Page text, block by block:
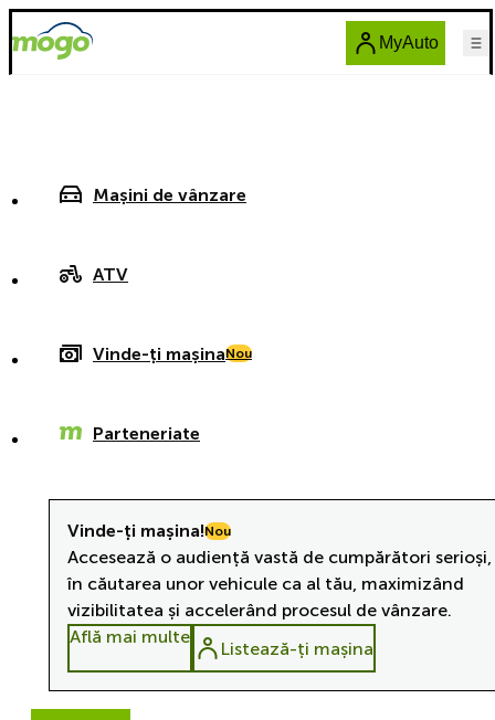
MyAuto
Mașini de vânzare
ATV
Vinde-ți mașinaNou
Parteneriate
Vinde-ți mașina!Nou
Accesează o audiență vastă de cumpărători
în căutarea unor vehicule ca al tău, maximizând
vizibilitatea și accelerând procesul de vânzare.
Află mai multe
Listează-ți mașina